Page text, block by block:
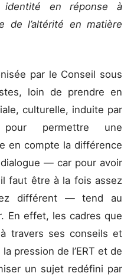
identité en réponse à
de l’altérité en matière
par le Conseil sous
loin de prendre en
culturelle, induite par
pour permettre une
en compte la différence
— car pour avoir
faut être à la fois assez
différent — tend au
En effet, les cadres que
travers ses conseils et
pression de l’ERT et de
un sujet redéfini par